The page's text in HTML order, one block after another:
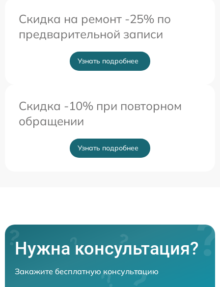
Скидка на ремонт -25% по
предварительной записи
Узнать подробнее
Скидка -10% при повторном
обращении
Узнать подробнее
Нужна консультация?
Закажите бесплатную консультацию